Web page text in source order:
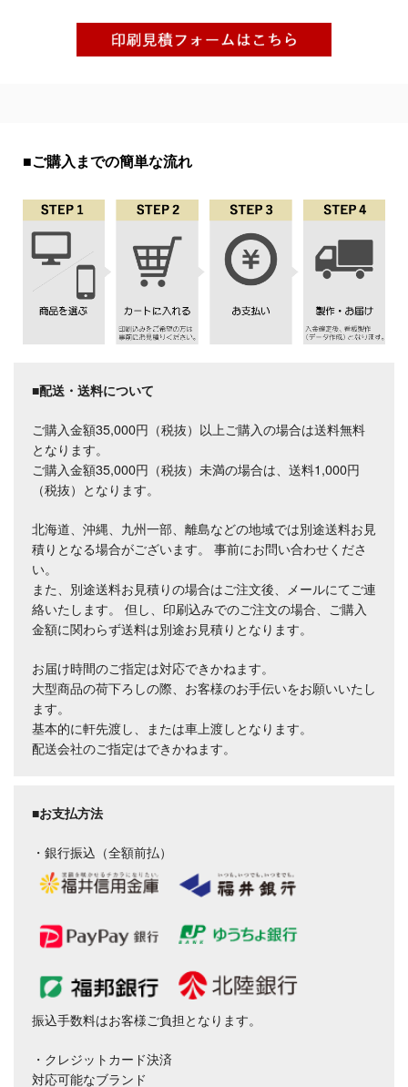
■ご購入までの簡単な流れ
■配送・送料について
ご購入金額35,000円（税抜）以上ご購入の場合は送料無料
となります。
ご購入金額35,000円（税抜）未満の場合は、送料1,000円
（税抜）となります。
北海道、沖縄、九州一部、離島などの地域では別途送料お見
積りとなる場合がございます。 事前にお問い合わせくださ
い。
また、別途送料お見積りの場合はご注文後、メールにてご連
絡いたします。 但し、印刷込みでのご注文の場合、ご購入
金額に関わらず送料は別途お見積りとなります。
お届け時間のご指定は対応できかねます。
大型商品の荷下ろしの際、お客様のお手伝いをお願いいたし
ます。
基本的に軒先渡し、または車上渡しとなります。
配送会社のご指定はできかねます。
■お支払方法
・銀行振込（全額前払）
振込手数料はお客様ご負担となります。
・クレジットカード決済
対応可能なブランド